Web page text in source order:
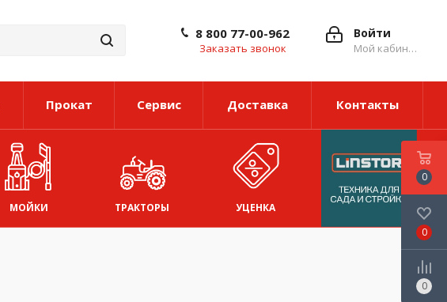
Войти
Мой кабинет
8 800 77-00-962
Заказать звонок
Прокат Сервис Доставка Контакты
МОЙКИ ТРАКТОРЫ УЦЕНКА
0
0
0